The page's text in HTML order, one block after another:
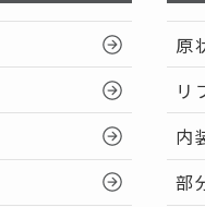
原
リ
内
部